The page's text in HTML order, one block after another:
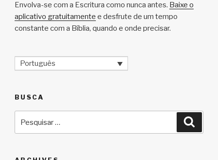
Envolva-se com a Escritura como nunca antes. Baixe o
aplicativo gratuitamente e desfrute de um tempo
constante com a Bíblia, quando e onde precisar.
Português
BUSCA